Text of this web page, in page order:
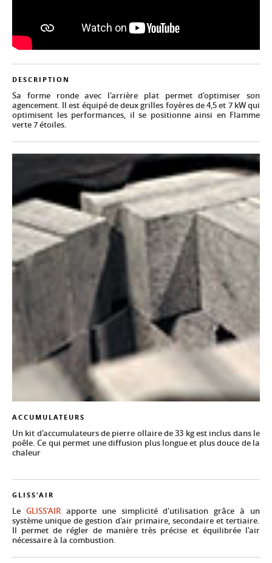
DESCRIPTION
Sa forme ronde avec l'arrière plat permet d'optimiser son
agencement. Il est équipé de deux grilles foyères de 4,5 et 7 kW qui
optimisent les performances, il se positionne ainsi en Flamme
verte 7 étoiles.
ACCUMULATEURS
Un kit d'accumulateurs de pierre ollaire de 33 kg est inclus dans le
poêle. Ce qui permet une diffusion plus longue et plus douce de la
chaleur
GLISS'AIR
Le GLISS'AIRapporte une simplicité d'utilisation grâce à un
système unique de gestion d'air primaire, secondaire et tertiaire.
Il permet de régler de manière très précise et équilibrée l'air
nécessaire à la combustion.